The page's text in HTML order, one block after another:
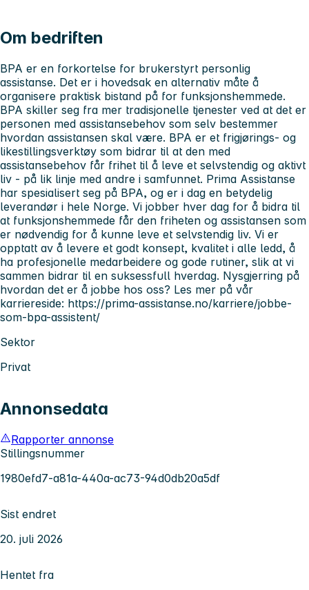
Om bedriften
BPA er en forkortelse for brukerstyrt personlig
assistanse. Det er i hovedsak en alternativ måte å
organisere praktisk bistand på for funksjonshemmede.
BPA skiller seg fra mer tradisjonelle tjenester ved at det er
personen med assistansebehov som selv bestemmer
hvordan assistansen skal være. BPA er et frigjørings- og
likestillingsverktøy som bidrar til at den med
assistansebehov får frihet til å leve et selvstendig og aktivt
liv - på lik linje med andre i samfunnet. Prima Assistanse
har spesialisert seg på BPA, og er i dag en betydelig
leverandør i hele Norge. Vi jobber hver dag for å bidra til
at funksjonshemmede får den friheten og assistansen som
er nødvendig for å kunne leve et selvstendig liv. Vi er
opptatt av å levere et godt konsept, kvalitet i alle ledd, å
ha profesjonelle medarbeidere og gode rutiner, slik at vi
sammen bidrar til en suksessfull hverdag. Nysgjerring på
hvordan det er å jobbe hos oss? Les mer på vår
karriereside: https://prima-assistanse.no/karriere/jobbe-
som-bpa-assistent/
Sektor
Privat
Annonsedata
Rapporter annonse
Stillingsnummer
1980efd7-a81a-440a-ac73-94d0db20a5df
Sist endret
20. juli 2026
Hentet fra